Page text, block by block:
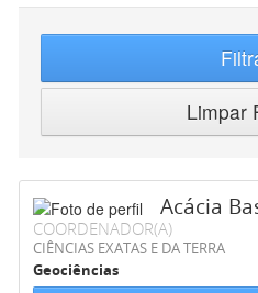
Limpar
Acácia
COORDENADOR(A)
CIÊNCIAS EXATAS E DA TERRA
Geociências